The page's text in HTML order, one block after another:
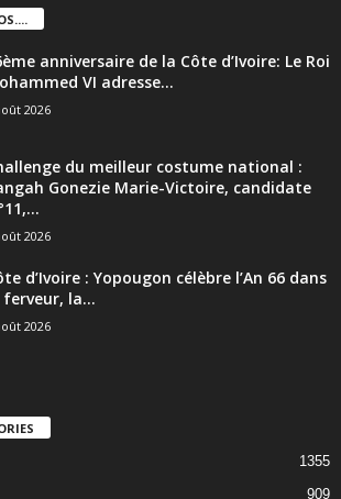
anniversaire de la Côte d’Ivoire: Le Roi
VI adresse...
2026
du meilleur costume national :
Gonezie Marie-Victoire, candidate
2026
d’Ivoire : Yopougon célèbre l’An 66 dans
ferveur, la...
2026
1355
909